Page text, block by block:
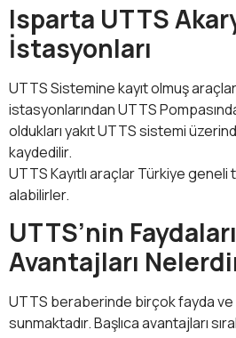
Isparta UTTS
İstasyonları
UTTS Sistemine kayıt olmuş
istasyonlarından UTTS
oldukları yakıt UTTS sistemi
kaydedilir.
UTTS Kayıtlı araçlar Türkiye
alabilirler.
UTTS’nin
Avantajları
UTTS beraberinde birçok fayda ve
sunmaktadır. Başlıca avantajları